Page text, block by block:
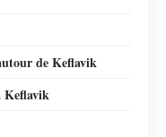
de Keflavik
Keflavik